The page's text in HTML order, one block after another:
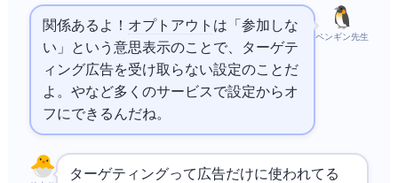
ペンギン先生
関係あるよ！ オプトアウト は「参加しな
い」という意思表示のことで、ターゲテ
ィング広告を受け取らない設定のことだ
よ。 やなど多くのサービスで設定からオ
フにできるんだね。
ターゲティングって広告だけに使われてる